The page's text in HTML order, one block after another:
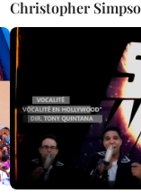
Christopher
Telenovela ¨Tan
Música cubana ||